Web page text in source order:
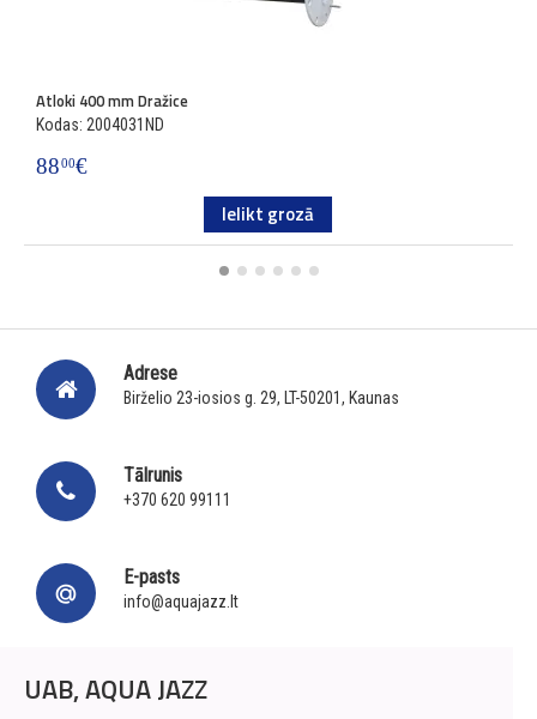
Atloki 400 mm Dražice
Kodas: 2004031ND
8800€
Ielikt grozā
Adrese
Birželio 23-iosios g. 29, LT-50201, Kaunas
Tālrunis
+370 620 99111
E-pasts
info@aquajazz.lt
UAB, AQUA JAZZ